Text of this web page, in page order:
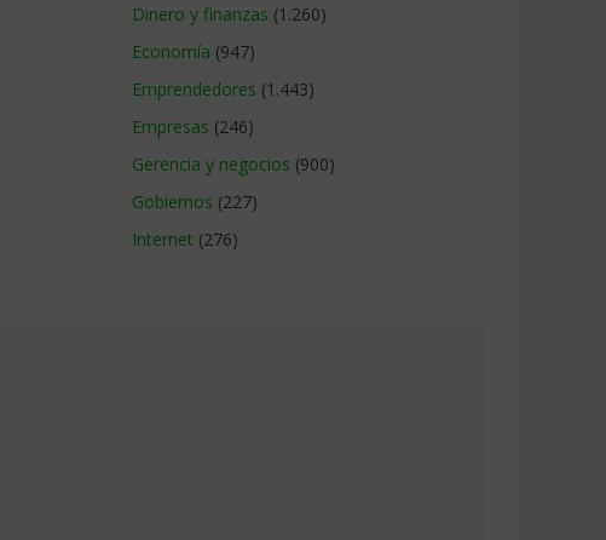
Dinero y finanzas (1.260)
Economía (947)
Emprendedores (1.443)
Empresas (246)
Gerencia y negocios (900)
Gobiernos (227)
Internet (276)